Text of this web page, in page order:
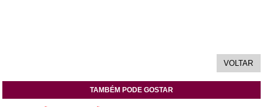
TAMBÉM PODE GOSTAR